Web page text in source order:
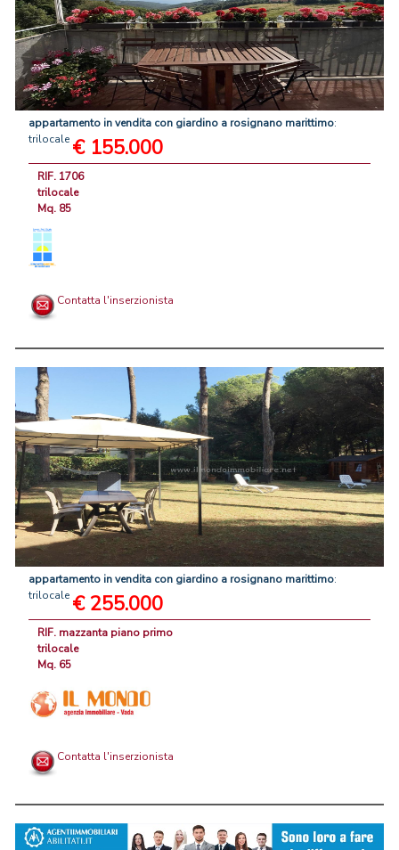
appartamento invendita con giardino a rosignano marittimo:
trilocale € 155.000
RIF. 1706
trilocale
Mq. 85
Contatta l'inserzionista
appartamento invendita con giardino a rosignano marittimo:
trilocale € 255.000
RIF. mazzanta piano primo
trilocale
Mq. 65
Contatta l'inserzionista